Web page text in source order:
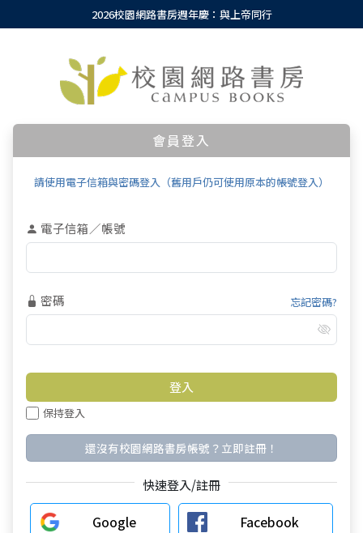
2026校園網路書房週年慶：與上帝同行
會員登入
請使用電子信箱與密碼登入（舊用戶仍可使用原本的帳號登入）
電子信箱／帳號
密碼 忘記密碼?
保持登入
還沒有校園網路書房帳號？立即註冊！
快速登入/註冊
Google Facebook